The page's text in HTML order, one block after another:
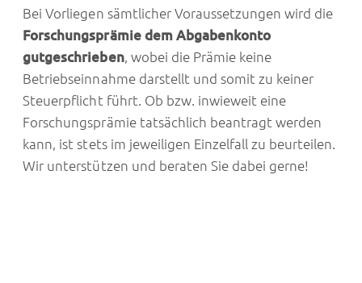
Bei Vorliegen sämtlicher Voraussetzungen wird die
Forschungsprämie dem Abgabenkonto
gutgeschrieben, wobei die Prämie keine
Betriebseinnahme darstellt und somit zu keiner
Steuerpflicht führt. Ob bzw. inwieweit eine
Forschungsprämie tatsächlich beantragt werden
kann, ist stets im jeweiligen Einzelfall zu beurteilen.
Wir unterstützen und beraten Sie dabei gerne!